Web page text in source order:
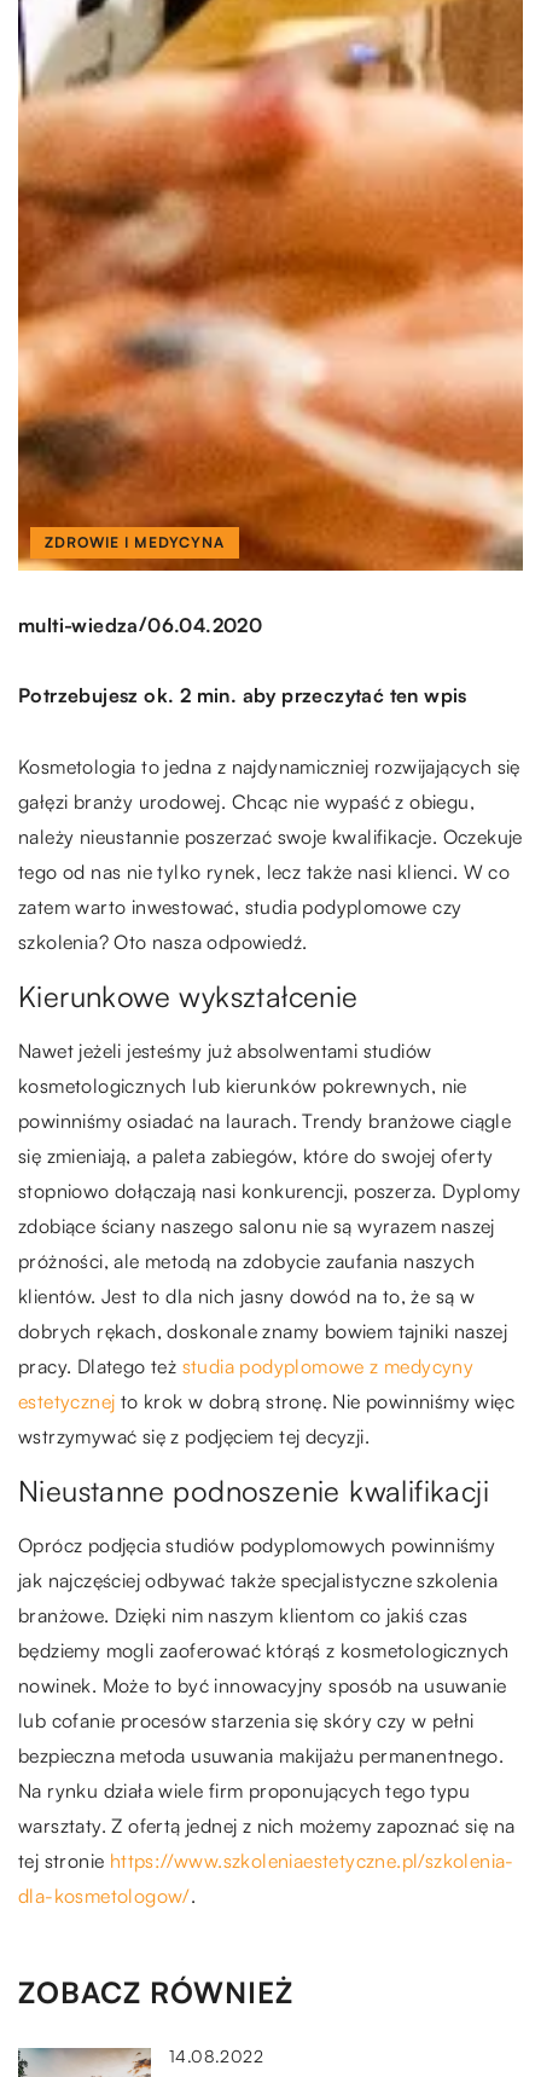
ZDROWIE I MEDYCYNA
multi-wiedza/06.04.2020
Potrzebujesz ok. 2 min. aby przeczytać ten wpis
Kosmetologia to jedna z najdynamiczniej rozwijających się
gałęzi branży urodowej. Chcąc nie wypaść z obiegu,
należy nieustannie poszerzać swoje kwalifikacje. Oczekuje
tego od nas nie tylko rynek, lecz także nasi klienci. W co
zatem warto inwestować, studia podyplomowe czy
szkolenia? Oto nasza odpowiedź.
Kierunkowe wykształcenie
Nawet jeżeli jesteśmy już absolwentami studiów
kosmetologicznych lub kierunków pokrewnych, nie
powinniśmy osiadać na laurach. Trendy branżowe ciągle
się zmieniają, a paleta zabiegów, które do swojej oferty
stopniowo dołączają nasi konkurencji, poszerza. Dyplomy
zdobiące ściany naszego salonu nie są wyrazem naszej
próżności, ale metodą na zdobycie zaufania naszych
klientów. Jest to dla nich jasny dowód na to, że są w
dobrych rękach, doskonale znamy bowiem tajniki naszej
pracy. Dlatego też studia podyplomowe z medycyny
estetycznej to krok w dobrą stronę. Nie powinniśmy więc
wstrzymywać się z podjęciem tej decyzji.
Nieustanne podnoszenie kwalifikacji
Oprócz podjęcia studiów podyplomowych powinniśmy
jak najczęściej odbywać także specjalistyczne szkolenia
branżowe. Dzięki nim naszym klientom co jakiś czas
będziemy mogli zaoferować którąś z kosmetologicznych
nowinek. Może to być innowacyjny sposób na usuwanie
lub cofanie procesów starzenia się skóry czy w pełni
bezpieczna metoda usuwania makijażu permanentnego.
Na rynku działa wiele firm proponujących tego typu
warsztaty. Z ofertą jednej z nich możemy zapoznać się na
tej stronie https://www.szkoleniaestetyczne.pl/szkolenia-
dla-kosmetologow/.
ZOBACZ RÓWNIEŻ
14.08.2022